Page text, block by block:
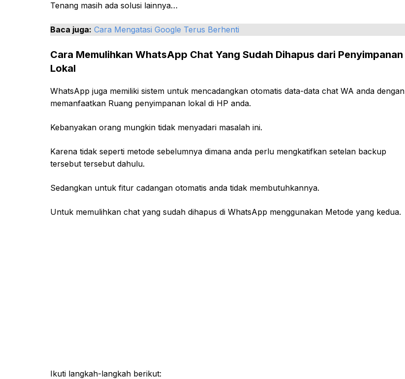
Tenang masih ada solusi lainnya…
Baca juga: Cara Mengatasi Google Terus Berhenti
Cara Memulihkan WhatsApp Chat Yang Sudah Dihapus dari Penyimpanan
Lokal
WhatsApp juga memiliki sistem untuk mencadangkan otomatis data-data chat WA anda dengan
memanfaatkan Ruang penyimpanan lokal di HP anda.
Kebanyakan orang mungkin tidak menyadari masalah ini.
Karena tidak seperti metode sebelumnya dimana anda perlu mengkatifkan setelan backup
tersebut tersebut dahulu.
Sedangkan untuk fitur cadangan otomatis anda tidak membutuhkannya.
Untuk memulihkan chat yang sudah dihapus di WhatsApp menggunakan Metode yang kedua.
Ikuti langkah-langkah berikut: